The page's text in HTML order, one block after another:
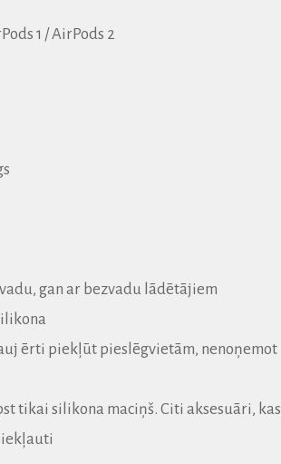
1 / AirPods 2
gan ar bezvadu lādētājiem
ērti piekļūt pieslēgvietām, nenoņemot
tikai silikona maciņš. Citi aksesuāri, kas
iekļauti